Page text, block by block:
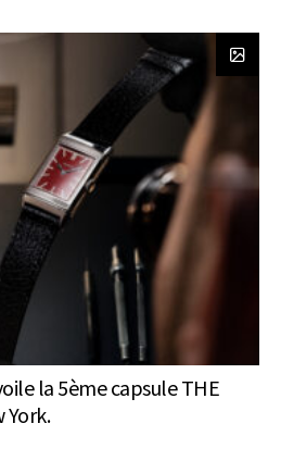
la 5ème capsule THE
York.